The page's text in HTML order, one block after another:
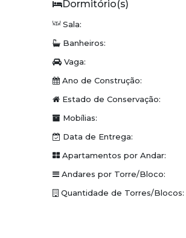
Sala:
Banheiros:
Vaga:
Ano de Construção:
Estado de Conservação:
Mobílias:
Data de Entrega:
Apartamentos por Andar:
Andares por Torre/Bloco:
Quantidade de Torres/Blocos: